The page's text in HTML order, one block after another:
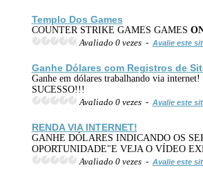
Templo Dos Games
COUNTER STRIKE GAMES GAMES
Avaliado 0 vezes - Avalie este
Ganhe Dólares com Registros de
Ganhe em dólares trabalhando via
SUCESSO!!!
Avaliado 0 vezes - Avalie este
RENDA VIA INTERNET!
GANHE DÓLARES INDICANDO OS
OPORTUNIDADE"E VEJA O VÍDEO
Avaliado 0 vezes - Avalie este